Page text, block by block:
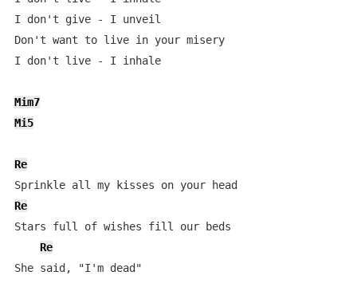
I don't give - I unveil
Don't want to live in your misery
I don't live - I inhale
Mim7
Mi5
Re
Re
Stars full of wishes fill our beds
Re
She said, "I'm dead"